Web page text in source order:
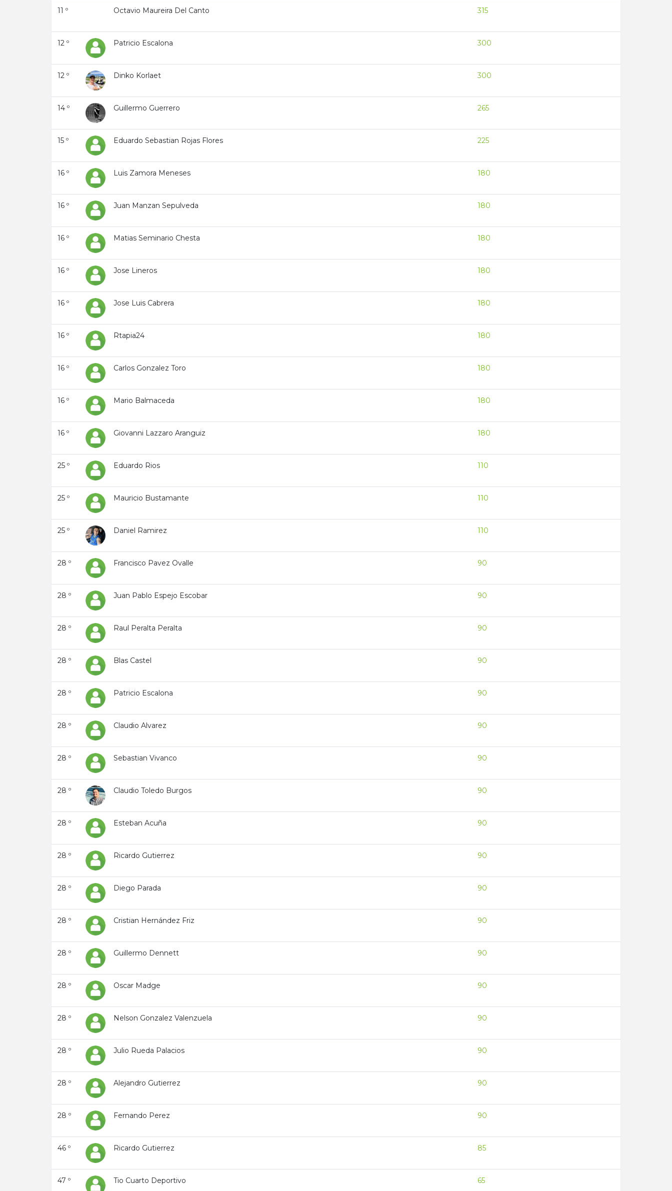
11 º Octavio Maureira Del Canto 315
12 º Patricio Escalona 300
12 º Dinko Korlaet 300
14 º Guillermo Guerrero 265
15 º Eduardo Sebastian Rojas Flores 225
16 º Luis Zamora Meneses 180
16 º Juan Manzan Sepulveda 180
16 º Matias Seminario Chesta 180
16 º Jose Lineros 180
16 º Jose Luis Cabrera 180
16 º Rtapia24 180
16 º Carlos Gonzalez Toro 180
16 º Mario Balmaceda 180
16 º Giovanni Lazzaro Aranguiz 180
25 º Eduardo Rios 110
25 º Mauricio Bustamante 110
25 º Daniel Ramirez 110
28 º Francisco Pavez Ovalle 90
28 º Juan Pablo Espejo Escobar 90
28 º Raul Peralta Peralta 90
28 º Blas Castel 90
28 º Patricio Escalona 90
28 º Claudio Alvarez 90
28 º Sebastian Vivanco 90
28 º Claudio Toledo Burgos 90
28 º Esteban Acuña 90
28 º Ricardo Gutierrez 90
28 º Diego Parada 90
28 º Cristian Hernández Friz 90
28 º Guillermo Dennett 90
28 º Oscar Madge 90
28 º Nelson Gonzalez Valenzuela 90
28 º Julio Rueda Palacios 90
28 º Alejandro Gutierrez 90
28 º Fernando Perez 90
46 º Ricardo Gutierrez 85
47 º Tio Cuarto Deportivo 65